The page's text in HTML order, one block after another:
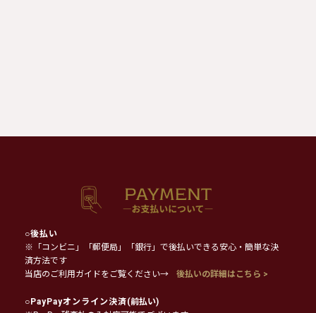
○後払い
※「コンビニ」「郵便局」「銀行」で後払いできる安心・簡単な決
済方法です
当店のご利用ガイドをご覧ください→
後払いの詳細はこちら >
○PayPayオンライン決済(前払い)